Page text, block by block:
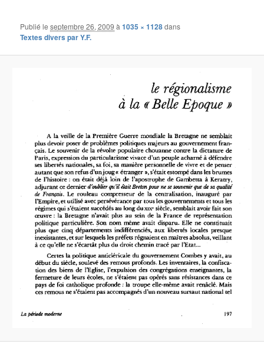
Publié leseptembre 26, 2009 à1035 × 1128dans
Textes divers par Y.F.